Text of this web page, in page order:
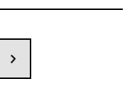
자기소개서, 경력기